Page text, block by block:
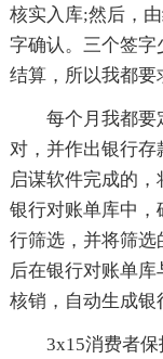
核实入库;然后，
字确认。三个签字
结算，所以我都要
每个月我都要
对，并作出银行
启谋软件完成的
银行对账单库中
行筛选，并将筛选
后在银行对账单
核销，自动生成银
3x15消费者